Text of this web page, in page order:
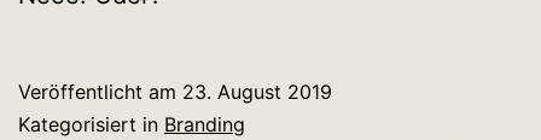
Veröffentlicht am 23. August 2019
Kategorisiert in Branding